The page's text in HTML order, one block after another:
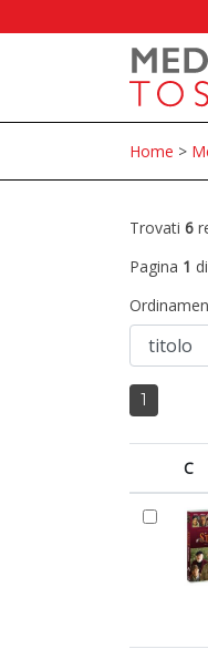
Home >
Trovati 6
Pagina 1 di
1
C